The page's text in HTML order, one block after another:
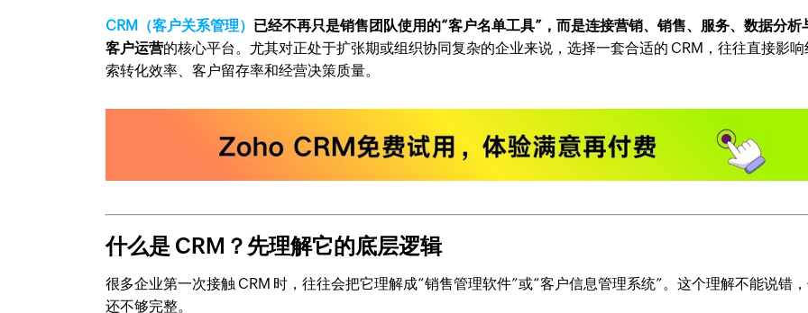
CRM（客户关系管理） 已经不再只是销售团队使用的“客户名单工具”，而是连接营销、销售、服务、数据分析
客户运营的核心平台。尤其对正处于扩张期或组织协同复杂的企业来说，选择一套合适的 CRM，往往直接影响
索转化效率、客户留存率和经营决策质量。
什么是 CRM？先理解它的底层逻辑
很多企业第一次接触 CRM 时，往往会把它理解成“销售管理软件”或“客户信息管理系统”。这个理解不能说错
还不够完整。